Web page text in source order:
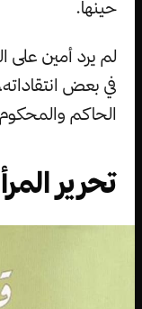
حينها.
لم يرد أمين على
في بعض
الحاكم والمحكوم
تحرير